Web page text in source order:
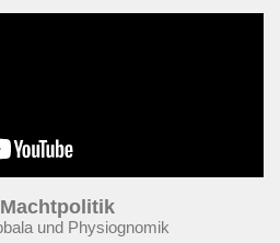
und Physiognomik